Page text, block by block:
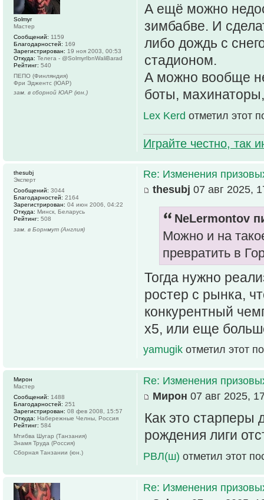
А ещё можно
зимбабве. И
либо дождь с
стадионом.
А можно вообще
боты,
Lex Kerd отметил этот
Играйте честно, так
Solmyr
Мастер
Сообщений: 1159
Благодарностей: 169
Зарегистрирован: 19 ноя 2003, 00:53
Откуда: Телега - @SolmyrIbnWaliBarad
Рейтинг: 540
ПЕПО (Финляндия)
Фри Эджентс (ЮАР)
зам. в сборной ЮАР (юн.)
Re: Изменения
thesubj 07 авг 2025,
NeLermontov
Можно и на
превратить в
Тогда нужно
ростер с рынка,
конкурентный
х5, или еще
yamugik отметил этот
thesubj
Эксперт
Сообщений: 3044
Благодарностей: 2164
Зарегистрирован: 04 июн 2006, 04:22
Откуда: Минск, Беларусь
Рейтинг: 508
зам. в Борнмут (Англия)
Re: Изменения
Мирон 07 авг 2025,
Как это старперы
рождения лиги
РВЛ(ш) отметил этот
Мирон
Мастер
Сообщений: 1488
Благодарностей: 251
Зарегистрирован: 08 фев 2008, 15:57
Откуда: Набережные Челны, Россия
Рейтинг: 584
Мтибва Шугар (Танзания)
Знамя Труда (Россия)
Сборная Танзании (юн.)
Re: Изменения